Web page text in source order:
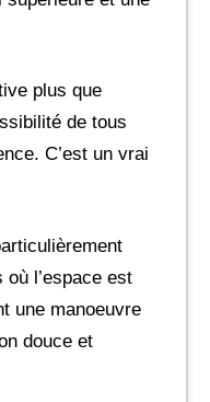
plus que
de tous
C’est un vrai
l’espace est
une manoeuvre
douce et